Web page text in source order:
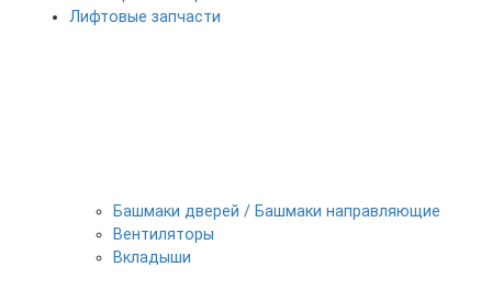
Лифтовые запчасти
Башмаки дверей / Башмаки направляющие
Вентиляторы
Вкладыши